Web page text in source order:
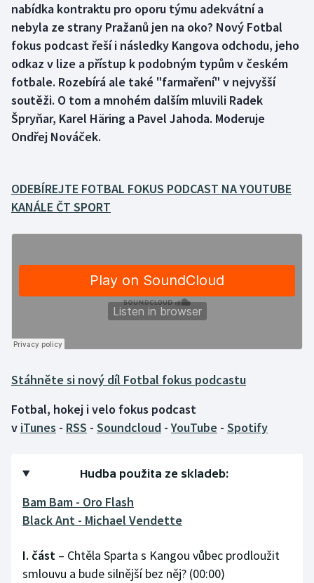
Florbal
Futsal
Golf
Házená
Krasobruslení
Moderní pětiboj
Motorsport
Plavání
Plážový volejbal
nabídka kontraktu pro oporu týmu adekvátní a
nebyla ze strany Pražanů jen na oko? Nový Fotbal
fokus podcast řeší i následky Kangova odchodu, jeho
odkaz v lize a přístup k podobným typům v českém
fotbale. Rozebírá ale také "farmaření" v nejvyšší
soutěži. O tom a mnohém dalším mluvili Radek
Špryňar, Karel Häring a Pavel Jahoda. Moderuje
Ondřej Nováček.
ODEBÍREJTE FOTBAL FOKUS PODCAST NA YOUTUBE
KANÁLE ČT SPORT
Stáhněte si nový díl Fotbal fokus podcastu
Fotbal, hokej i velo fokus podcast
v iTunes - RSS - Soundcloud -YouTube - Spotify
Hudba použita ze skladeb:
Bam Bam - Oro Flash
Black Ant - Michael Vendette
I. část – Chtěla Sparta s Kangou vůbec prodloužit
smlouvu a bude silnější bez něj? (00:00)